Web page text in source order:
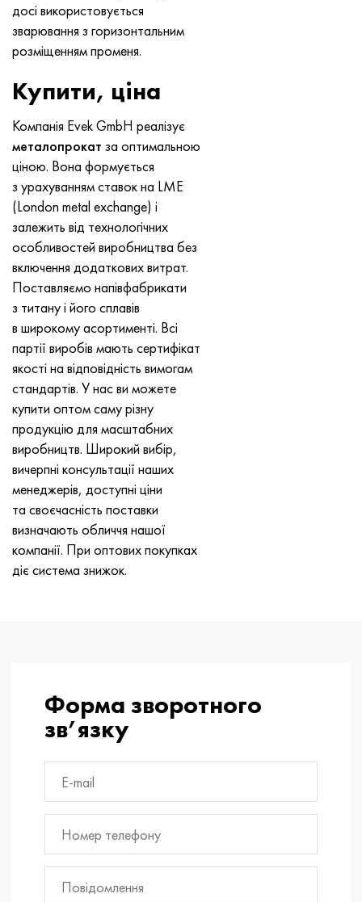
досі використовується
зварювання з горизонтальним
розміщенням променя.
Купити, ціна
Компанія Evek GmbH реалізує
металопрокат за оптимальною
ціною. Вона формується
з урахуванням ставок на LME
(London metal exchange) і
залежить від технологічних
особливостей виробництва без
включення додаткових витрат.
Поставляємо напівфабрикати
з титану і його сплавів
в широкому асортименті. Всі
партії виробів мають сертифікат
якості на відповідність вимогам
стандартів. У нас ви можете
купити оптом саму різну
продукцію для масштабних
виробництв. Широкий вибір,
вичерпні консультації наших
менеджерів, доступні ціни
та своєчасність поставки
визначають обличчя нашої
компанії. При оптових покупках
діє система знижок.
Форма зворотного
зв’язку